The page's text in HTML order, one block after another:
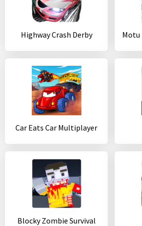
Highway Crash Derby
Car Eats Car Multiplayer
Blocky Zombie Survival